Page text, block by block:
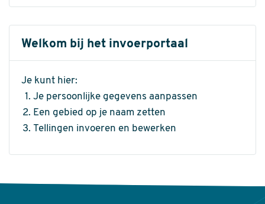
Welkom bij het invoerportaal
Je kunt hier:
Je persoonlijke gegevens aanpassen
Een gebied op je naam zetten
Tellingen invoeren en bewerken